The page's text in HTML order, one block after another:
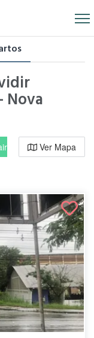
Nova
/ RegiãoVer Mapa